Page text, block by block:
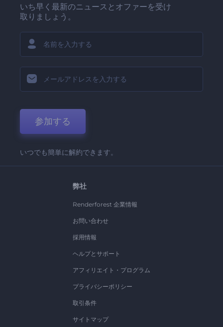
いち早く最新のニュースとオファーを受け
取りましょう。
参加する
いつでも簡単に解約できます。
弊社
Renderforest 企業情報
お問い合わせ
採用情報
ヘルプとサポート
アフィリエイト・プログラム
プライバシーポリシー
取引条件
サイトマップ